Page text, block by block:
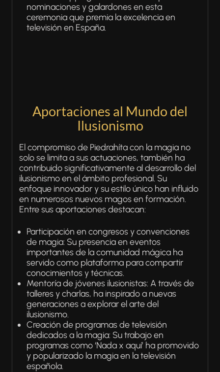
nominaciones y galardones en esta
ceremonia que premia la excelencia en
televisión en España.
Aportaciones al Mundo del
Ilusionismo
El compromiso de Piedrahíta con la magia no
solo se limita a sus actuaciones, también ha
contribuido significativamente al desarrollo del
ilusionismo en el ámbito profesional. Su
enfoque innovador y su estilo único han influido
en numerosos nuevos magos en formación.
Entre sus aportaciones destacan:
Participación en congresos y convenciones
de magia: Su presencia en eventos
importantes de la comunidad mágica ha
servido como plataforma para compartir
conocimientos y técnicas.
Mentoría de jóvenes ilusionistas: A través de
talleres y charlas, ha inspirado a nuevas
generaciones a explorar el arte del
ilusionismo.
Creación de programas de televisión
dedicados a la magia: Su trabajo en
programas como ‘Nada x aquí’ ha promovido
y popularizado la magia en la televisión
española.